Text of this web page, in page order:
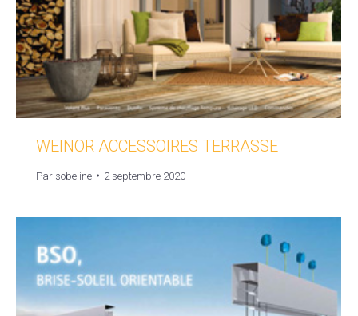
WEINOR ACCESSOIRES TERRASSE
Par sobeline 2 septembre 2020